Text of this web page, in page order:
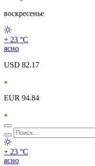
воскресенье
+ 23 °С
ясно
USD 82.17
EUR 94.84
+ 23 °С
ясно